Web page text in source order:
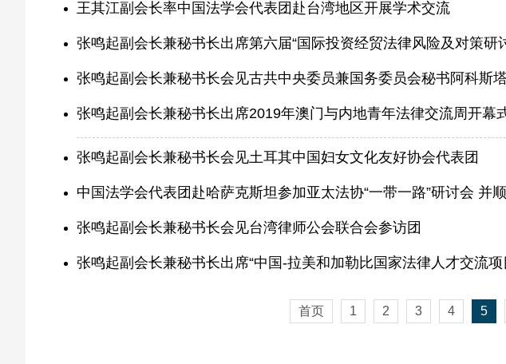
王其江副会长率中国法学会代表团赴台湾地区开展学术交流
张鸣起副会长兼秘书长出席第六届“国际投资经贸法律风险及对策研
张鸣起副会长兼秘书长会见古共中央委员兼国务委员会秘书阿科斯塔
张鸣起副会长兼秘书长出席2019年澳门与内地青年法律交流周开幕
张鸣起副会长兼秘书长会见土耳其中国妇女文化友好协会代表团
中国法学会代表团赴哈萨克斯坦参加亚太法协“一带一路”研讨会 并
张鸣起副会长兼秘书长会见台湾律师公会联合会参访团
张鸣起副会长兼秘书长出席“中国-拉美和加勒比国家法律人才交流
首页 1 2 3 4 5